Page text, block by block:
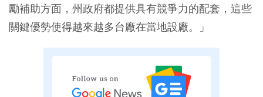
勵補助方面，州政府都提供具有競爭力的配套，這些
關鍵優勢使得越來越多台廠在當地設廠。」